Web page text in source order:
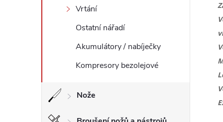
Vrtání
Ostatní nářadí
Akumulátory / nabíječky
Kompresory bezolejové
Nože